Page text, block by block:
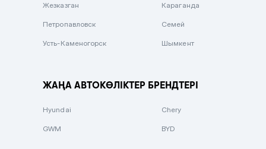
Жезказган Караганда
Петропавловск Семей
Усть-Каменогорск Шымкент
ЖАҢА АВТОКӨЛІКТЕР БРЕНДТЕРІ
Hyundai Chery
GWM BYD